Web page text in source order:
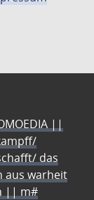
||
das
aus warheit
|| m#